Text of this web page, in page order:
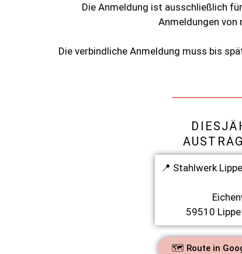
Die Anmeldung ist ausschließlich für
Anmeldungen von
Die verbindliche Anmeldung muss bis
📍 Stahlwerk
59510
🗺️ Route in